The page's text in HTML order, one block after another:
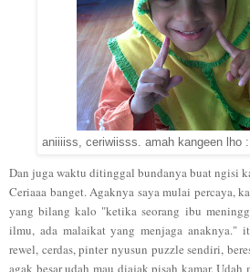
aniiiiss, ceriwiisss. amah kangeen lho
Dan juga waktu ditinggal bundanya buat ngisi
Ceriaaa banget. Agaknya saya mulai percaya,
yang bilang kalo "ketika seorang ibu
ilmu, ada malaikat yang menjaga anaknya."
rewel, cerdas, pinter nyusun puzzle sendiri,
agak besar udah mau diajak pisah kamar.